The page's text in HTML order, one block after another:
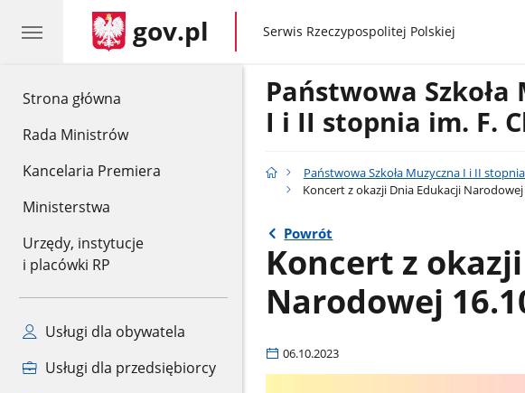
Strona główna
Rada Ministrów
Kancelaria Premiera
Ministerstwa
Urzędy, instytucje
i placówki RP
Usługi dla obywatela
Usługi dla przedsiębiorcy
gov.pl gov.pl
Serwis Rzeczypospolitej Polskiej
Państwowa Szkoła
I i II stopnia im. F.
Państwowa Szkoła Muzyczna I i II
Koncert z okazji Dnia Edukacji Narodowej
Powrót
Koncert z
Narodowej
06.10.2023